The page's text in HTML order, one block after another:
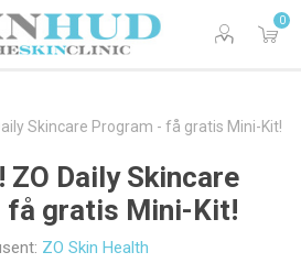
0
Skincare Program - få gratis Mini-Kit!
ZO Daily Skincare
få gratis Mini-Kit!
ZO Skin Health